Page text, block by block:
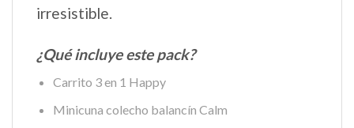
irresistible.
¿Qué incluye este pack?
Carrito 3 en 1 Happy
Minicuna colecho balancín Calm